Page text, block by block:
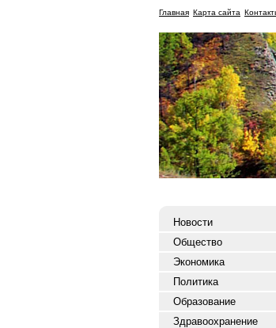
Главная Карта сайта
Новости
Общество
Экономика
Политика
Образование
Здравоохранение